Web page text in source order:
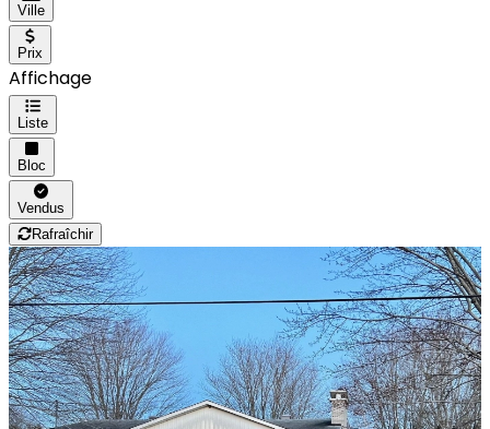
Ville
Prix
Affichage
Liste
Bloc
Vendus
Rafraîchir